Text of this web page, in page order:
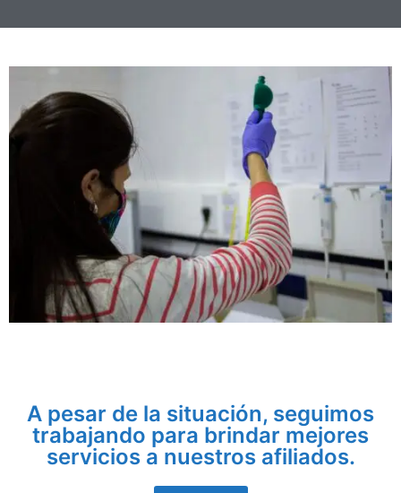
A pesar de la situación, seguimos
trabajando para brindar mejores
servicios a nuestros afiliados.